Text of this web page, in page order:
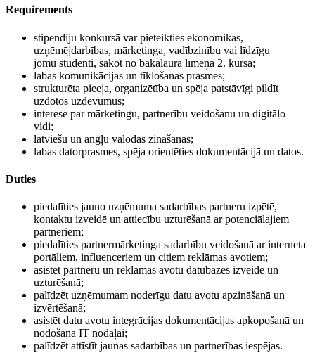
Requirements
stipendiju konkursā var pieteikties ekonomikas,
uzņēmējdarbības, mārketinga, vadībzinību vai līdzīgu
jomu studenti, sākot no bakalaura līmeņa 2. kursa;
labas komunikācijas un tīklošanas prasmes;
strukturēta pieeja, organizētība un spēja patstāvīgi pildīt
uzdotos uzdevumus;
interese par mārketingu, partnerību veidošanu un digitālo
vidi;
latviešu un angļu valodas zināšanas;
labas datorprasmes, spēja orientēties dokumentācijā un datos.
Duties
piedalīties jauno uzņēmuma sadarbības partneru izpētē,
kontaktu izveidē un attiecību uzturēšanā ar potenciālajiem
partneriem;
piedalīties partnermārketinga sadarbību veidošanā ar interneta
portāliem, influenceriem un citiem reklāmas avotiem;
asistēt partneru un reklāmas avotu datubāzes izveidē un
uzturēšanā;
palīdzēt uzņēmumam noderīgu datu avotu apzināšanā un
izvērtēšanā;
asistēt datu avotu integrācijas dokumentācijas apkopošanā un
nodošanā IT nodaļai;
palīdzēt attīstīt jaunas sadarbības un partnerības iespējas.